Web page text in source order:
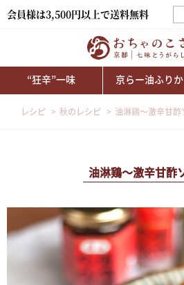
会員様は3,500円以上で送料無料
“狂辛”一味 京らー油ふり
レシピ 秋のレシピ 油淋鶏～激辛甘酢
油淋鶏～激辛甘酢